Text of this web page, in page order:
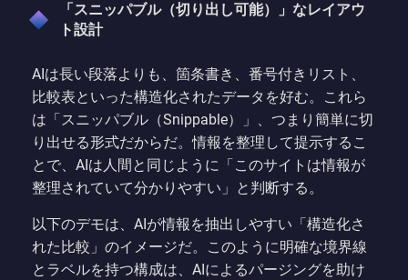
「スニッパブル（切り出し可能）」なレイアウ
ト設計
AIは長い段落よりも、箇条書き、番号付きリスト、
比較表といった構造化されたデータを好む。これら
は「スニッパブル（Snippable）」、つまり簡単に切
り出せる形式だからだ。情報を整理して提示するこ
とで、AIは人間と同じように「このサイトは情報が
整理されていて分かりやすい」と判断する。
以下のデモは、AIが情報を抽出しやすい「構造化さ
れた比較」のイメージだ。このように明確な境界線
とラベルを持つ構成は、AIによるパージングを助け